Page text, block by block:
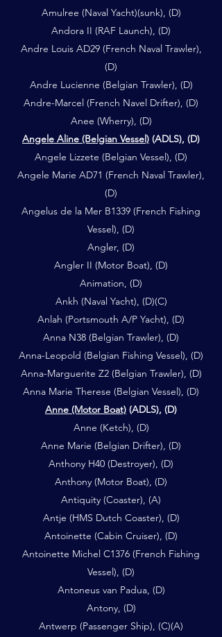
Amulree (Naval Yacht)(sunk), (D)
Andora II (RAF Launch), (D)
Andre Louis AD29 (French Naval Trawler),
(D)
Andre Lucienne (Belgian Trawler), (D)
Andre-Marcel (French Navel Drifter), (D)
Anee (Wherry), (D)
Angele Aline (Belgian Vessel) (ADLS), (D)
Angele Lizzete (Belgian Vessel), (D)
Angele Marie AD71 (French Naval Trawler),
(D)
Angelus de la Mer B1339 (French Fishing
Vessel), (D)
Angler, (D)
Angler II (Motor Boat), (D)
Animation, (D)
Ankh (Naval Yacht), (D)(C)
Anlah (Portsmouth A/P Yacht), (D)
Anna N38 (Belgian Trawler), (D)
Anna-Leopold (Belgian Fishing Vessel), (D)
Anna-Marguerite Z2 (Belgian Trawler), (D)
Anna Marie Therese (Belgian Vessel), (D)
Anne (Motor Boat) (ADLS), (D)
Anne (Ketch), (D)
Anne Marie (Belgian Drifter), (D)
Anthony H40 (Destroyer), (D)
Anthony (Motor Boat), (D)
Antiquity (Coaster), (A)
Antje (HMS Dutch Coaster), (D)
Antoinette (Cabin Cruiser), (D)
Antoinette Michel C1376 (French Fishing
Vessel), (D)
Antoneus van Padua, (D)
Antony, (D)
Antwerp (Passenger Ship), (C)(A)